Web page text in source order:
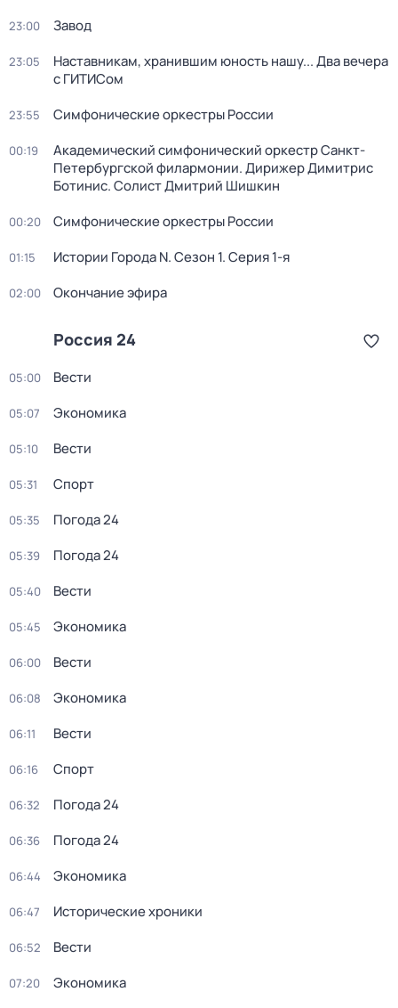
23:00 Завод
23:05
Наставникам, хранившим юность нашу... Два вечера
с ГИТИСом
23:55 Симфонические оркестры России
00:19
Академический симфонический оркестр Санкт-
Петербургской филармонии. Дирижер Димитрис
Ботинис. Солист Дмитрий Шишкин
00:20 Симфонические оркестры России
01:15 Истории Города N. Сезон 1. Серия 1-я
02:00 Окончание эфира
Россия 24
05:00 Вести
05:07 Экономика
05:10 Вести
05:31 Спорт
05:35 Погода 24
05:39 Погода 24
05:40 Вести
05:45 Экономика
06:00 Вести
06:08 Экономика
06:11 Вести
06:16 Спорт
06:32 Погода 24
06:36 Погода 24
06:44 Экономика
06:47 Исторические хроники
06:52 Вести
07:20 Экономика